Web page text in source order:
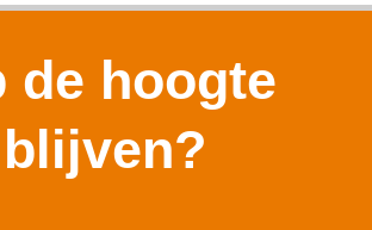
de hoogte
blijven?